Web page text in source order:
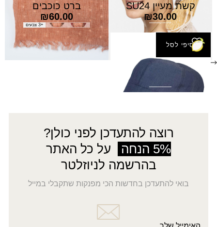
קשת מעיין SU24
₪30.00
ברט כוכבים
₪60.00
+3 צבעים
הוסיפי לסל
קסקט יום יום
₪45.00
המחיר
המקורי
המחיר
הנוכחי
רוצה להתעדכן לפני כולן?
5% הנחה
על כל האתר
בהרשמה לניוזלטר
בואי להתעדכן בחדשות הכי מפנקות שתקבלי במייל